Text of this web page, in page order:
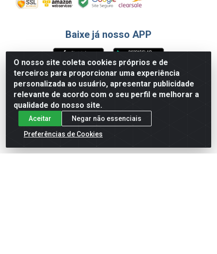
O nosso site coleta cookies próprios e de
terceiros para proporcionar uma experiência
personalizada ao usuário, apresentar publicidade
relevante de acordo com o seu perfil e melhorar a
qualidade do nosso site.
Aceitar
Negar não essenciais
Preferências de Cookies
Baixe já nosso APP
Formas de Pagamento